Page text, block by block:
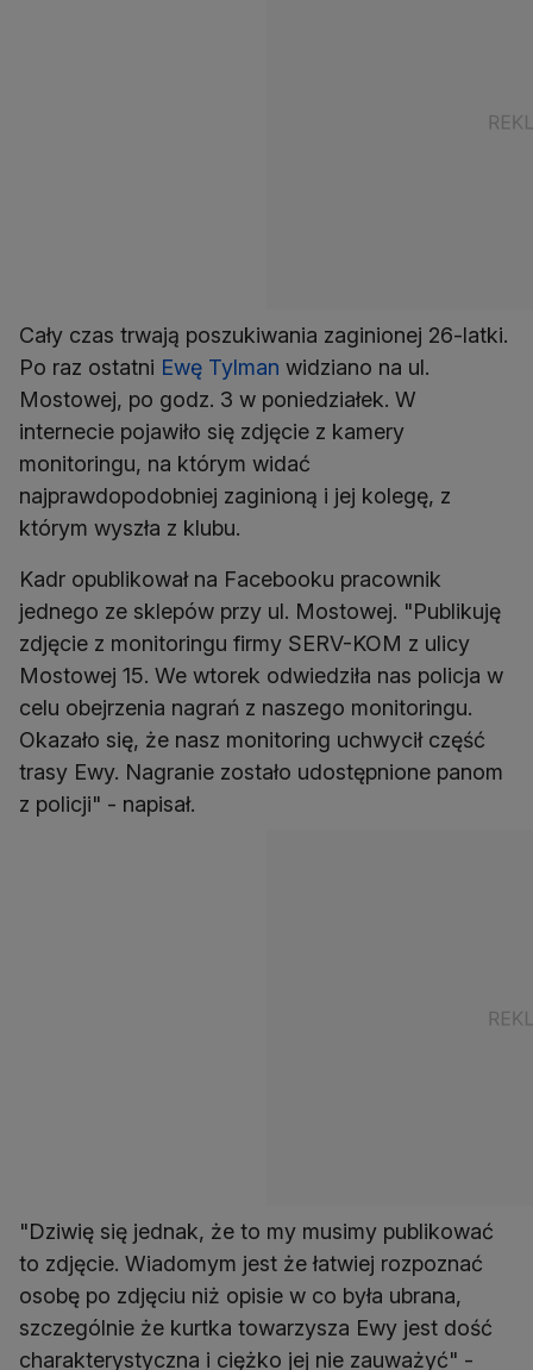
Cały czas trwają poszukiwania zaginionej 26-latki.
Po raz ostatni Ewę Tylman widziano na ul.
Mostowej, po godz. 3 w poniedziałek. W
internecie pojawiło się zdjęcie z kamery
monitoringu, na którym widać
najprawdopodobniej zaginioną i jej kolegę, z
którym wyszła z klubu.
Kadr opublikował na Facebooku pracownik
jednego ze sklepów przy ul. Mostowej. "Publikuję
zdjęcie z monitoringu firmy SERV-KOM z ulicy
Mostowej 15. We wtorek odwiedziła nas policja w
celu obejrzenia nagrań z naszego monitoringu.
Okazało się, że nasz monitoring uchwycił część
trasy Ewy. Nagranie zostało udostępnione panom
z policji" - napisał.
"Dziwię się jednak, że to my musimy publikować
to zdjęcie. Wiadomym jest że łatwiej rozpoznać
osobę po zdjęciu niż opisie w co była ubrana,
szczególnie że kurtka towarzysza Ewy jest dość
charakterystyczna i ciężko jej nie zauważyć" -